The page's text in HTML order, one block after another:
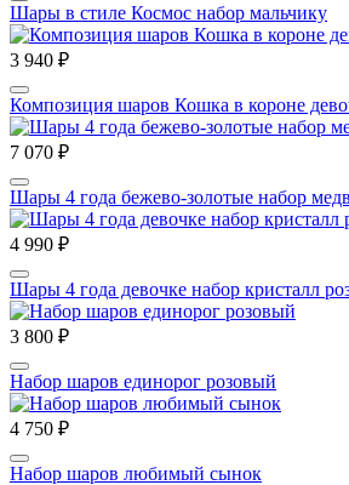
Шары в стиле Космос набор мальчику
3 940 ₽
Композиция шаров Кошка в короне
7 070 ₽
Шары 4 года бежево-золотые набор
4 990 ₽
Шары 4 года девочке набор кристалл
3 800 ₽
Набор шаров единорог розовый
4 750 ₽
Набор шаров любимый сынок